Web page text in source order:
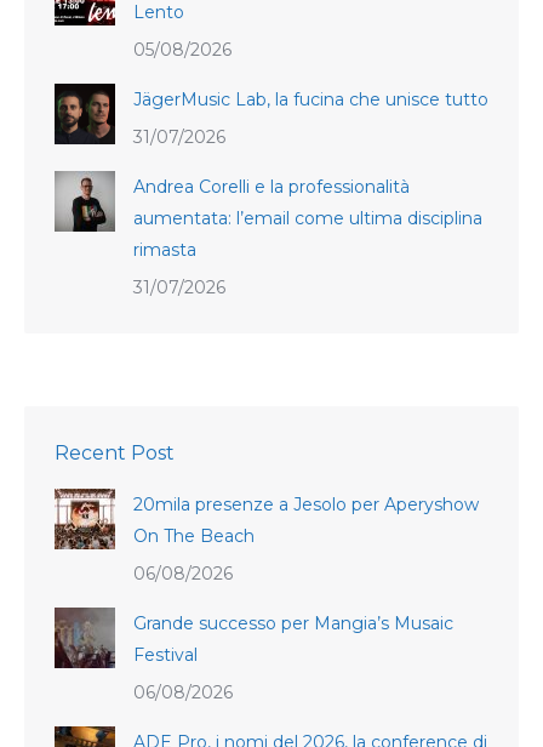
Lento
05/08/2026
JägerMusic Lab, la fucina che unisce tutto
31/07/2026
Andrea Corelli e la professionalità
aumentata: l’email come ultima disciplina
rimasta
31/07/2026
Recent Post
20mila presenze a Jesolo per Aperyshow
On The Beach
06/08/2026
Grande successo per Mangia’s Musaic
Festival
06/08/2026
ADE Pro, i nomi del 2026, la conference di